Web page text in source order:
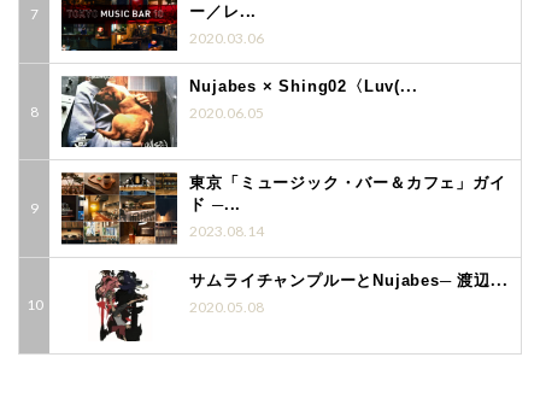
ー／レ...
2020.03.06
Nujabes × Shing02〈Luv(...
2020.06.05
東京「ミュージック・バー＆カフェ」ガイ
ド ─...
2023.08.14
サムライチャンプルーとNujabes─ 渡辺...
2020.05.08